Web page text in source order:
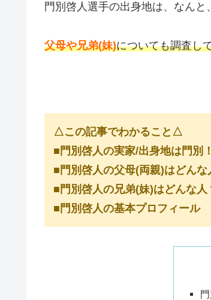
門別啓人選手の出身地は、なんと、
父母や兄弟(妹)についても調査し
△この記事でわかること△
■門別啓人の実家/出身地は門別！
■門別啓人の父母(両親)はどんな
■門別啓人の兄弟(妹)はどんな人
■門別啓人の基本プロフィール